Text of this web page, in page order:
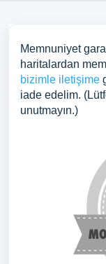
Memnuniyet
haritalardan
bizimle iletişime
iade edelim.
unutmayın.)